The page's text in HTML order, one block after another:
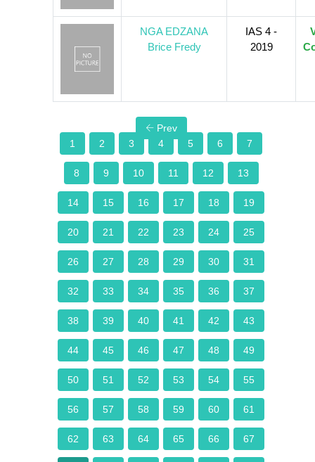
NGA EDZANA
Brice Fredy
IAS 4 -
2019
Prev
1
2 3 4 5 6 7
8 9 10 11 12 13
14 15 16 17 18 19
20 21 22 23 24 25
26 27 28 29 30 31
32 33 34 35 36 37
38 39 40 41 42 43
44 45 46 47 48 49
50 51 52 53 54 55
56 57 58 59 60 61
62 63 64 65 66 67